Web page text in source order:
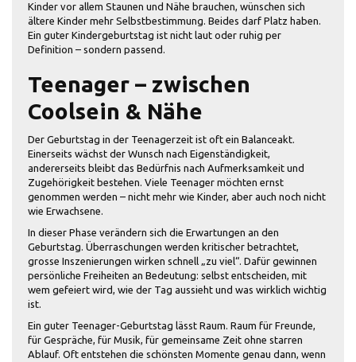
Kinder vor allem Staunen und Nähe brauchen, wünschen sich
ältere Kinder mehr Selbstbestimmung. Beides darf Platz haben.
Ein guter Kindergeburtstag ist nicht laut oder ruhig per
Definition – sondern passend.
Teenager – zwischen
Coolsein & Nähe
Der Geburtstag in der Teenagerzeit ist oft ein Balanceakt.
Einerseits wächst der Wunsch nach Eigenständigkeit,
andererseits bleibt das Bedürfnis nach Aufmerksamkeit und
Zugehörigkeit bestehen. Viele Teenager möchten ernst
genommen werden – nicht mehr wie Kinder, aber auch noch nicht
wie Erwachsene.
In dieser Phase verändern sich die Erwartungen an den
Geburtstag. Überraschungen werden kritischer betrachtet,
grosse Inszenierungen wirken schnell „zu viel“. Dafür gewinnen
persönliche Freiheiten an Bedeutung: selbst entscheiden, mit
wem gefeiert wird, wie der Tag aussieht und was wirklich wichtig
ist.
Ein guter Teenager-Geburtstag lässt Raum. Raum für Freunde,
für Gespräche, für Musik, für gemeinsame Zeit ohne starren
Ablauf. Oft entstehen die schönsten Momente genau dann, wenn